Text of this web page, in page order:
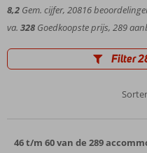
zee en vertier. Bekijk devliegtijd
, de vliegtijd van
Fuerteventura.
de Canarische Eilanden!
8,2 Gem. cijfer, 20816
va. 328 Goedkoopste prijs, 289
Filter
46 t/m 60 van de 289